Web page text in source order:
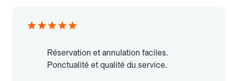
Réservation et annulation faciles.
Ponctualité et qualité du service.